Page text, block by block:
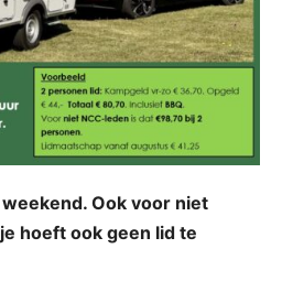
Ook voor niet
hoeft ook geen lid te